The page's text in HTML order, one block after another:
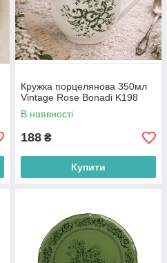
Кружка порцелянова 350мл
Vintage Rose Bonadi K198
В наявності
188 ₴
Купити